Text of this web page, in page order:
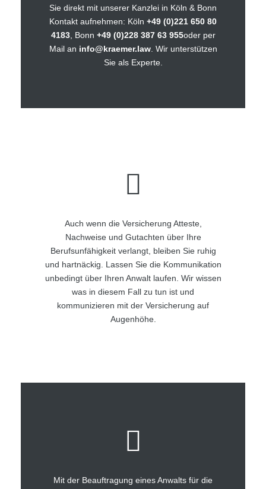
Sie direkt mit unserer Kanzlei in Köln & Bonn
Kontakt aufnehmen: Köln +49 (0)221 650 80
4183, Bonn +49 (0)228 387 63 955oder per
Mail an info@kraemer.law. Wir unterstützen
Sie als Experte.
Auch wenn die Versicherung Atteste,
Nachweise und Gutachten über Ihre
Berufsunfähigkeit verlangt, bleiben Sie ruhig
und hartnäckig. Lassen Sie die Kommunikation
unbedingt über Ihren Anwalt laufen. Wir wissen
was in diesem Fall zu tun ist und
kommunizieren mit der Versicherung auf
Augenhöhe.
Mit der Beauftragung eines Anwalts für die